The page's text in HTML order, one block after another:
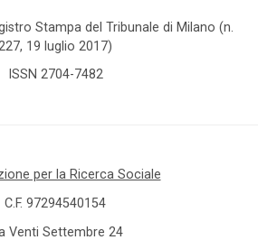
Stampa del Tribunale di Milano (n.
227, 19 luglio 2017)
ISSN 2704-7482
per la Ricerca Sociale
C.F. 97294540154
Venti Settembre 24